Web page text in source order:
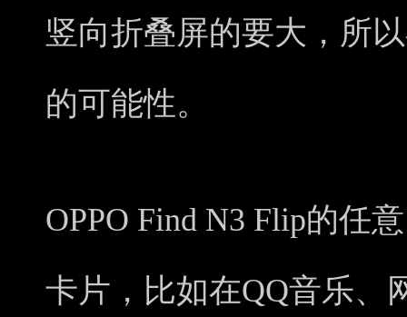
竖向折叠屏的要大，所
的可能性。
OPPO Find N3 Flip的任
卡片，比如在QQ音乐、